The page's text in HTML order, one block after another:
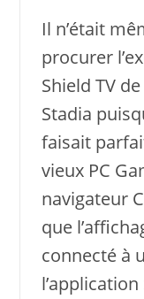
Il n’était
procurer
Shield TV
Stadia
faisait
vieux PC
navigateur
que
connecté à